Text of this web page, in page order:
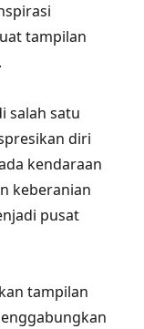
tampilan
salah satu
diri
kendaraan
keberanian
pusat
tampilan